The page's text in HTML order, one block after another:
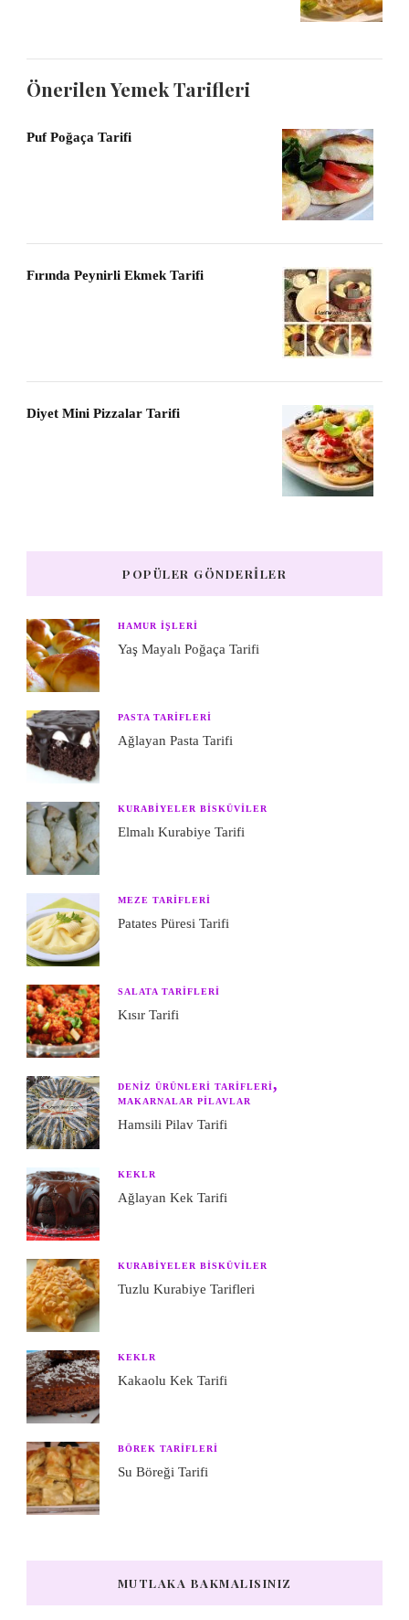
Önerilen Yemek Tarifleri
Puf Poğaça Tarifi
Fırında Peynirli Ekmek Tarifi
Diyet Mini Pizzalar Tarifi
POPÜLER GÖNDERILER
HAMUR IŞLERI
Yaş Mayalı Poğaça Tarifi
PASTA TARIFLERI
Ağlayan Pasta Tarifi
KURABIYELER BISKÜVILER
Elmalı Kurabiye Tarifi
MEZE TARIFLERI
Patates Püresi Tarifi
SALATA TARIFLERI
Kısır Tarifi
DENIZ ÜRÜNLERI TARIFLERI
MAKARNALAR PILAVLAR
Hamsili Pilav Tarifi
KEKLR
Ağlayan Kek Tarifi
KURABIYELER BISKÜVILER
Tuzlu Kurabiye Tarifleri
KEKLR
Kakaolu Kek Tarifi
BÖREK TARIFLERI
Su Böreği Tarifi
MUTLAKA BAKMALISINIZ